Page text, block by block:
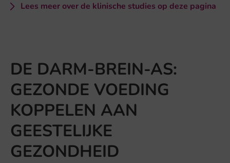
Lees meer over de klinische studies op deze pagina
DE DARM-BREIN-AS:
GEZONDE VOEDING
KOPPELEN AAN
GEESTELIJKE
GEZONDHEID